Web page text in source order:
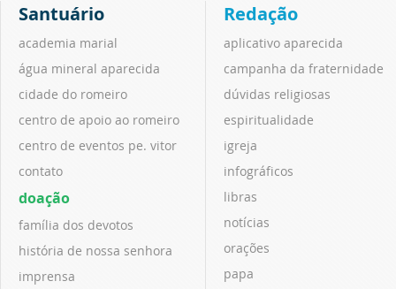
Santuário
academia marial
água mineral aparecida
cidade do romeiro
centro de apoio ao romeiro
centro de eventos pe. vitor
contato
doação
família dos devotos
história de nossa senhora
imprensa
Redação
aplicativo aparecida
campanha da fraternidade
dúvidas religiosas
espiritualidade
igreja
infográficos
libras
notícias
orações
papa